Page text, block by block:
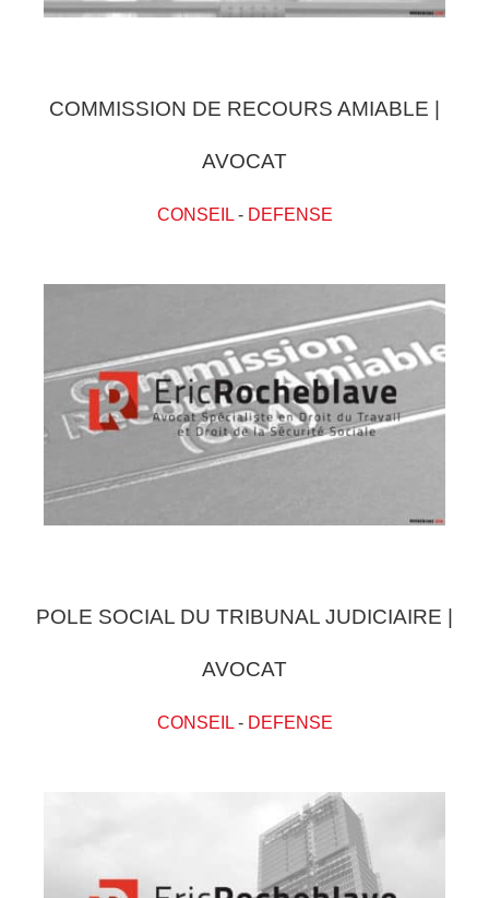
COMMISSION DE RECOURS AMIABLE |
AVOCAT
CONSEIL- DEFENSE
POLE SOCIAL DU TRIBUNAL JUDICIAIRE |
AVOCAT
CONSEIL- DEFENSE